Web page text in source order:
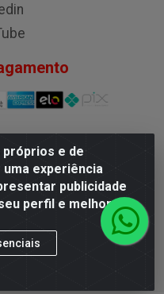
e de
experiência
publicidade
perfil e melhorar a
Pena, 50 - Santa
31.710-150 - CNPJ
02